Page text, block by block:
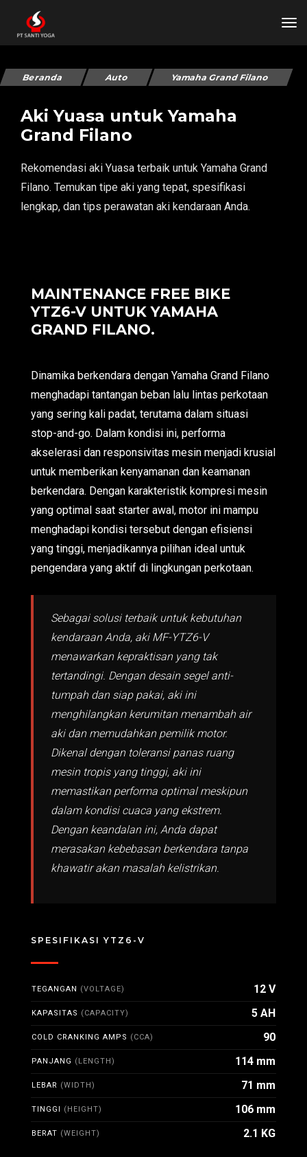
Beranda Auto Yamaha Grand Filano
Aki Yuasa untuk Yamaha
Grand Filano
Rekomendasi aki Yuasa terbaik untuk Yamaha Grand
Filano. Temukan tipe aki yang tepat, spesifikasi
lengkap, dan tips perawatan aki kendaraan Anda.
MAINTENANCE FREE BIKE
YTZ6-V UNTUK YAMAHA
GRAND FILANO.
Dinamika berkendara dengan Yamaha Grand Filano
menghadapi tantangan beban lalu lintas perkotaan
yang sering kali padat, terutama dalam situasi
stop-and-go. Dalam kondisi ini, performa
akselerasi dan responsivitas mesin menjadi krusial
untuk memberikan kenyamanan dan keamanan
berkendara. Dengan karakteristik kompresi mesin
yang optimal saat starter awal, motor ini mampu
menghadapi kondisi tersebut dengan efisiensi
yang tinggi, menjadikannya pilihan ideal untuk
pengendara yang aktif di lingkungan perkotaan.
Sebagai solusi terbaik untuk kebutuhan
kendaraan Anda, aki MF-YTZ6-V
menawarkan kepraktisan yang tak
tertandingi. Dengan desain segel anti-
tumpah dan siap pakai, aki ini
menghilangkan kerumitan menambah air
aki dan memudahkan pemilik motor.
Dikenal dengan toleransi panas ruang
mesin tropis yang tinggi, aki ini
memastikan performa optimal meskipun
dalam kondisi cuaca yang ekstrem.
Dengan keandalan ini, Anda dapat
merasakan kebebasan berkendara tanpa
khawatir akan masalah kelistrikan.
SPESIFIKASI YTZ6-V
TEGANGAN (VOLTAGE) 12 V
KAPASITAS (CAPACITY) 5 AH
COLD CRANKING AMPS (CCA) 90
PANJANG (LENGTH) 114 mm
LEBAR (WIDTH) 71 mm
TINGGI (HEIGHT) 106 mm
BERAT (WEIGHT) 2.1 KG